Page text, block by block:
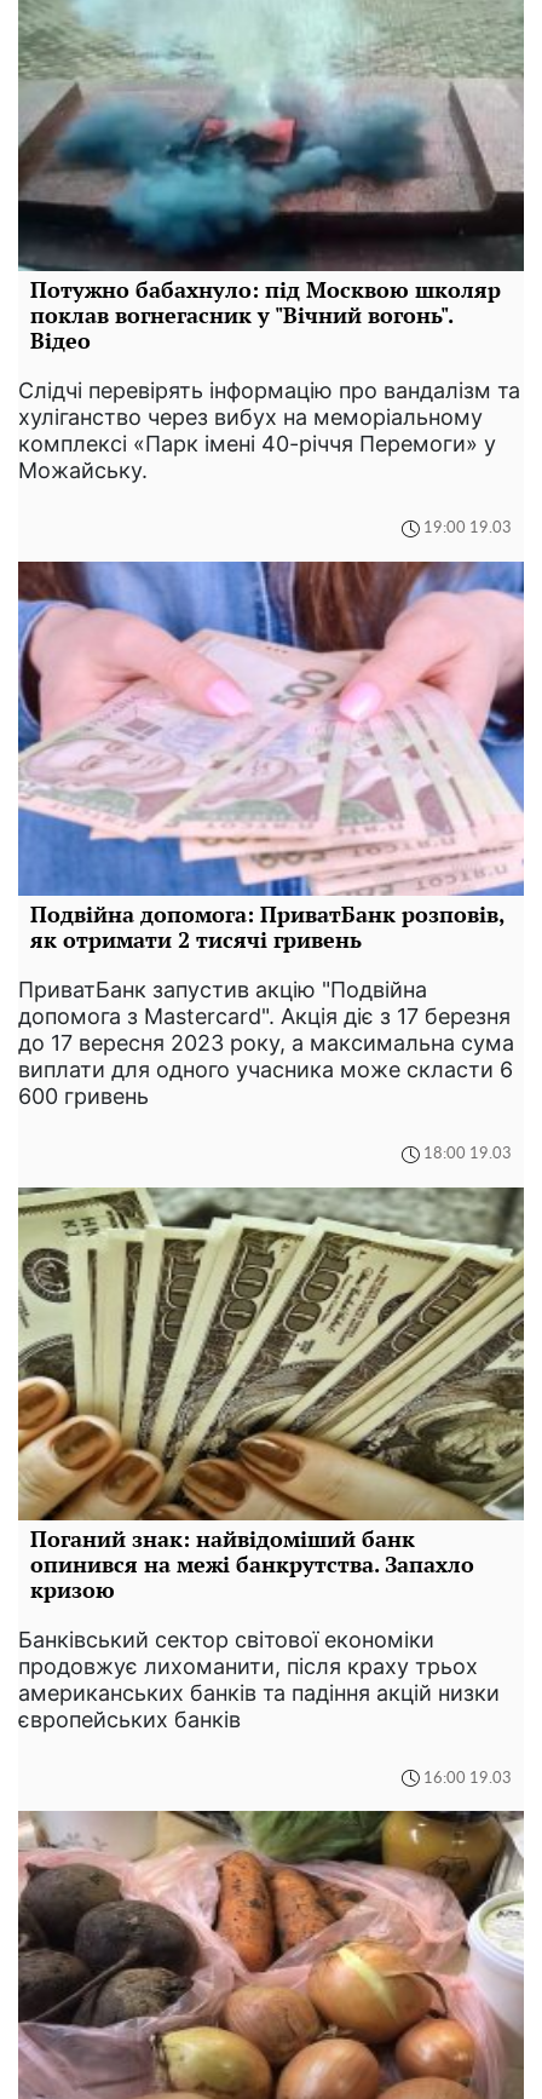
Потужно бабахнуло: під Москвою школяр
поклав вогнегасник у "Вічний вогонь".
Відео
Слідчі перевірять інформацію про вандалізм та
хуліганство через вибух на меморіальному
комплексі «Парк імені 40-річчя Перемоги» у
Можайську.
19:00 19.03
Подвійна допомога: ПриватБанк розповів,
як отримати 2 тисячі гривень
ПриватБанк запустив акцію "Подвійна
допомога з Mastercard". Акція діє з 17 березня
до 17 вересня 2023 року, а максимальна сума
виплати для одного учасника може скласти 6
600 гривень
18:00 19.03
Поганий знак: найвідоміший банк
опинився на межі банкрутства. Запахло
кризою
Банківський сектор світової економіки
продовжує лихоманити, після краху трьох
американських банків та падіння акцій низки
європейських банків
16:00 19.03